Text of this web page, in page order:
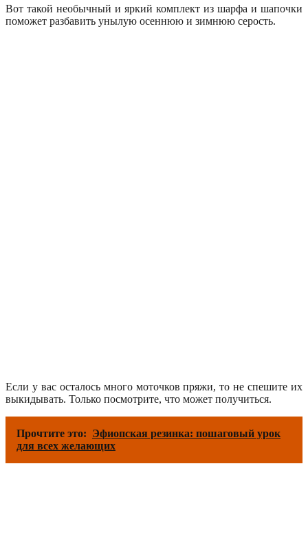
Вот такой необычный и яркий комплект из шарфа и шапочки
поможет разбавить унылую осеннюю и зимнюю серость.
Если у вас осталось много моточков пряжи, то не спешите их
выкидывать. Только посмотрите, что может получиться.
Прочтите это: Эфиопская резинка: пошаговый урок
для всех желающих